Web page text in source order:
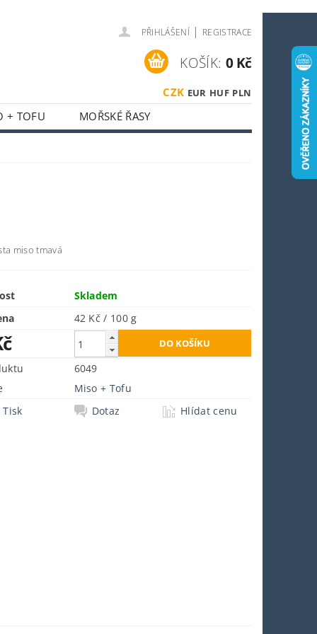
PŘIHLÁŠENÍ | REGISTRACE
CZK EUR HUF PLN
KOŠÍK: 0 Kč
+ TOFU
MOŘSKÉ ŘASY
SPORTOVCE
miso tmavá
Skladem
42 Kč / 100 g
6049
Miso + Tofu
Tisk
Dotaz Hlídat cenu